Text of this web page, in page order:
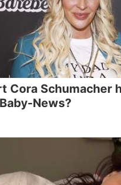
Cora Schumacher
News?